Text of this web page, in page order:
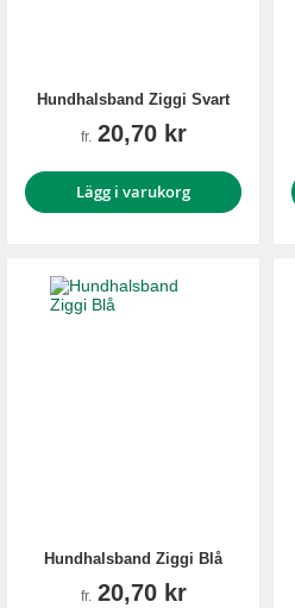
Hundhalsband Ziggi Svart
fr. 20,70 kr
Lägg i varukorg
Hundhalsband Ziggi Blå
fr. 20,70 kr